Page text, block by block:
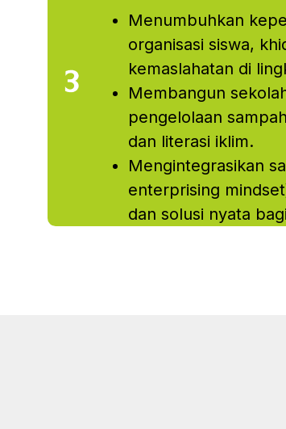
Menumbuhkan
organisasi siswa,
kemaslahatan di
Membangun
pengelolaan
dan literasi iklim.
Mengintegrasikan
enterprising
dan solusi nyata